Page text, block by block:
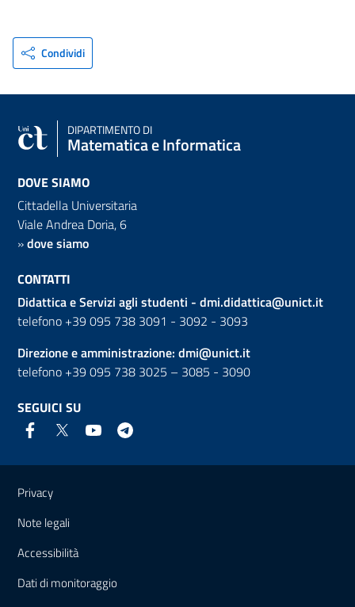
Condividi
DIPARTIMENTO DI
Matematica e Informatica
DOVE SIAMO
Cittadella Universitaria
Viale Andrea Doria, 6
»dove siamo
CONTATTI
Didattica e Servizi agli studenti - dmi.didattica@unict.it
telefono +39 095 738 3091 - 3092 - 3093
Direzione e amministrazione: dmi@unict.it
telefono +39 095 738 3025 – 3085 - 3090
SEGUICI SU
Link e informazioni utili
Privacy
Note legali
Accessibilità
Dati di monitoraggio